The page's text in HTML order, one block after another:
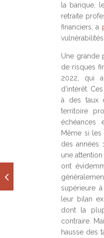
la banque,
retraite
financiers, a
Une grande
de risques
2022, qui
d’intérêt.
à des taux
territoire
échéances
Même si les
des années
une
ont
supérieure
leur bilan
dont la
contraire.
hausse des